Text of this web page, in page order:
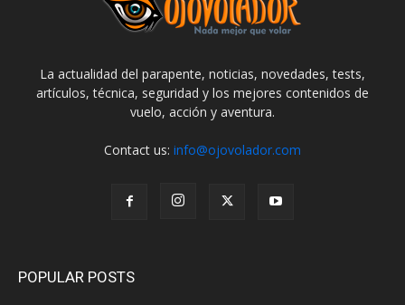
La actualidad del parapente, noticias, novedades, tests,
artículos, técnica, seguridad y los mejores contenidos de
vuelo, acción y aventura.
Contact us: info@ojovolador.com
POPULAR POSTS